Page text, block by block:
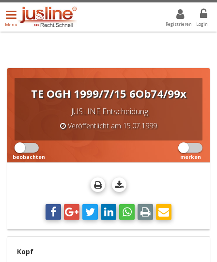
Registrieren Login
Menü
öffnen/schließen
Menü
ALLE DROPDOWN: GEWÄHLTER WERT IST ALLE
TE OGH 1999/7/15 6Ob74/99x
JUSLINE Entscheidung
Veröffentlicht am 15.07.1999
beobachten merken
Kopf